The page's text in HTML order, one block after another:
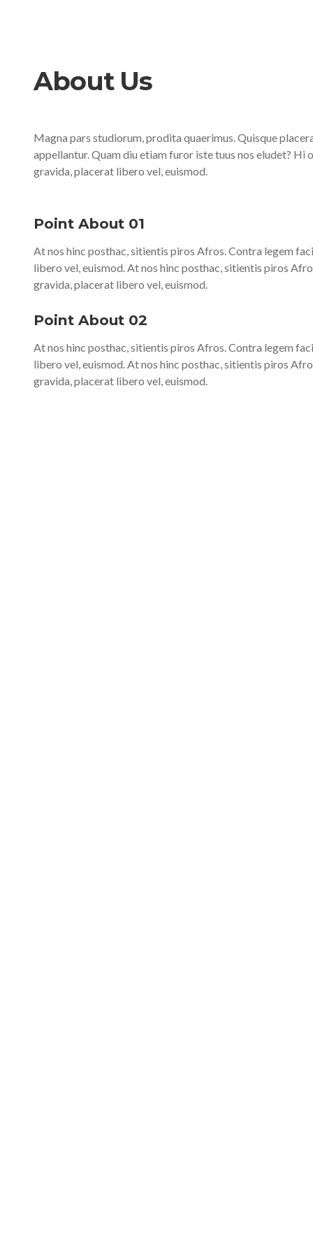
About Us
Magna pars studiorum, prodita quaerimus. Quisque
appellantur. Quam diu etiam furor iste tuus nos eludet?
gravida, placerat libero vel, euismod.
Point About 01
At nos hinc posthac, sitientis piros Afros. Contra legem
libero vel, euismod. At nos hinc posthac, sitientis piros
gravida, placerat libero vel, euismod.
Point About 02
At nos hinc posthac, sitientis piros Afros. Contra legem
libero vel, euismod. At nos hinc posthac, sitientis piros
gravida, placerat libero vel, euismod.